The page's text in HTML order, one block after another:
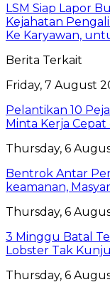
LSM Siap Lapor
Kejahatan
Ke Karyawan,
Berita Terkait
Friday, 7 August
Pelantikan 10
Minta Kerja
Thursday, 6
Bentrok Antar
keamanan,
Thursday, 6
3 Minggu Batal
Lobster Tak
Thursday, 6